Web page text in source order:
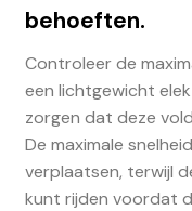
behoeften.
Controleer de
een lichtgewicht
zorgen dat deze
De maximale
verplaatsen, terwijl
kunt rijden voordat